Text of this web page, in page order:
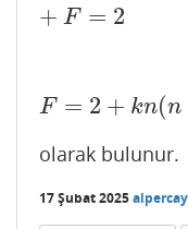
+ F = 2
F = 2 + kn(n
F=2+kn
olarak bulunur.
17 Şubat 2025alpercay